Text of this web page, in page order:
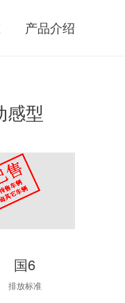
产品介绍
感型
国6
排放标准